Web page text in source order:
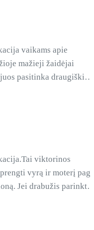
vaikams apie
mažieji žaidėjai
pasitinka draugiški
veiklas:
mokytis ir žaisti
viktorinos
vyrą ir moterį
Jei drabužis parinktas
šypseną! Žaidimo